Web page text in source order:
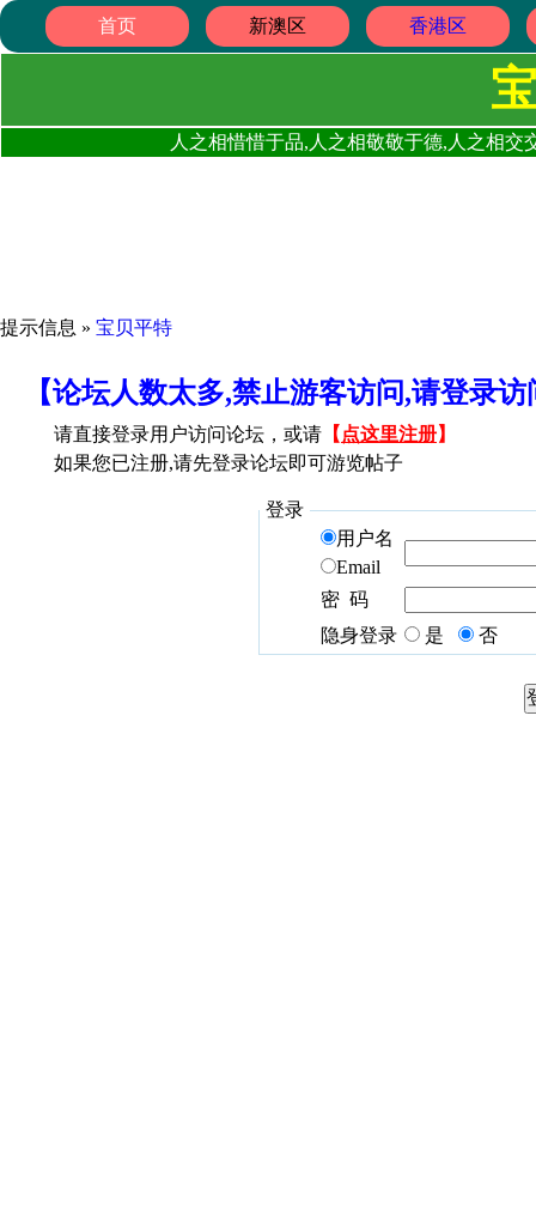
首页 新澳区 香港区
人之相惜惜于品,人之相敬敬于德,人之相
提示信息 » 宝贝平特
【论坛人数太多,禁止游客访问,请登录
请直接登录用户访问论坛，或请 【 点这里注册】
如果您已注册,请先登录论坛即可游览帖子
登录
用户名
Email
密 码
隐身登录
是 否